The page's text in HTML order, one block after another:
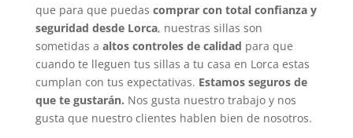
que para que puedas comprar con total confianza y
seguridad desde Lorca, nuestras sillas son
sometidas a altos controles de calidad para que
cuando te lleguen tus sillas a tu casa en Lorca estas
cumplan con tus expectativas. Estamos seguros de
que te gustarán. Nos gusta nuestro trabajo y nos
gusta que nuestro clientes hablen bien de nosotros.